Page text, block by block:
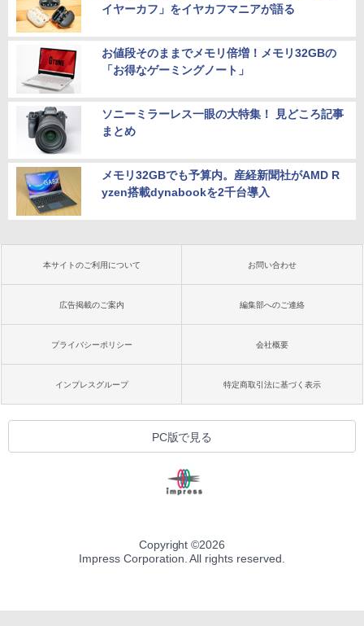
イヤーカフ」をイヤカフマニアが語る
お値段そのままでメモリ倍増！メモリ32GBの
「お得なゲーミングノート」
ソニーミラーレス一眼の大特集！ 見どころ記事
まとめ
メモリ32GBでも予算内。産経新聞社がAMD R
yzen搭載dynabookを2千台導入
本サイトのご利用について お問い合わせ
広告掲載のご案内 編集部へのご連絡
プライバシーポリシー 会社概要
インプレスグループ 特定商取引法に基づく表示
PC版で見る
Copyright ©2026
Impress Corporation. All rights reserved.